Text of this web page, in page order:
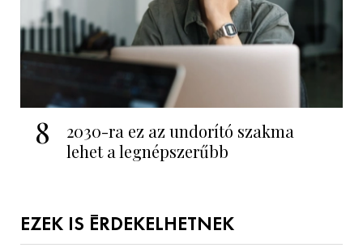
8
2030-ra ez az undorító szakma
lehet a legnépszerűbb
EZEK IS ÉRDEKELHETNEK